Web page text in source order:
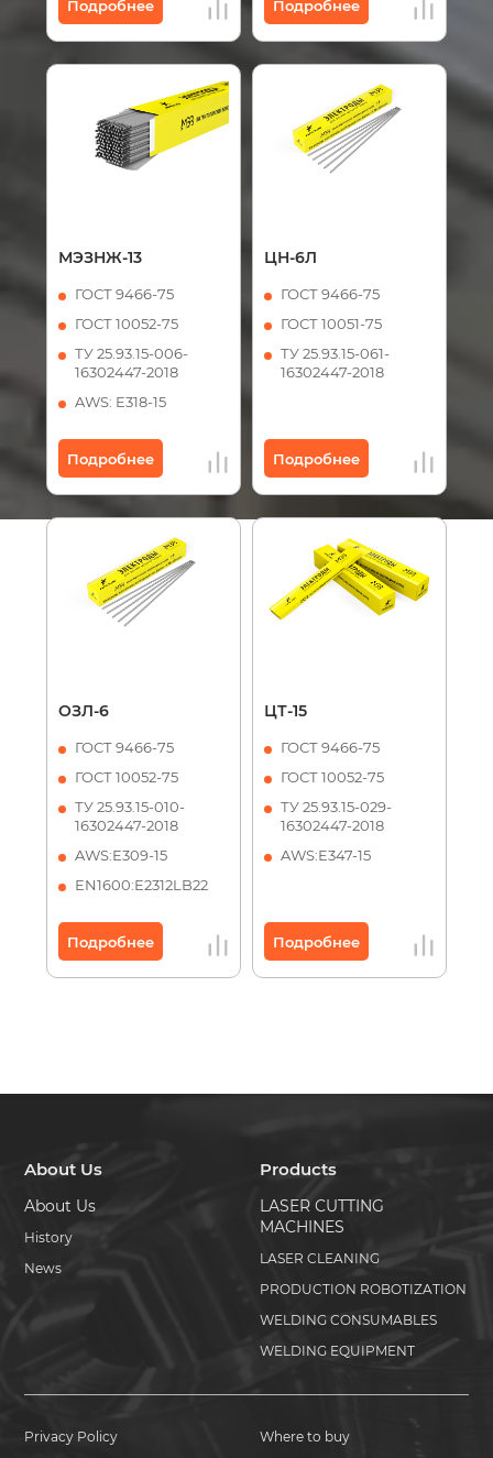
Подробнее Подробнее
МЭЗНЖ-13
ГОСТ 9466-75
ГОСТ 10052-75
ТУ 25.93.15-006-
16302447-2018
AWS: E318-15
Подробнее
ЦН-6Л
ГОСТ 9466-75
ГОСТ 10051-75
ТУ 25.93.15-061-
16302447-2018
Подробнее
ОЗЛ-6
ГОСТ 9466-75
ГОСТ 10052-75
ТУ 25.93.15-010-
16302447-2018
AWS:Е309-15
ЕN1600:Е2312LB22
Подробнее
ЦТ-15
ГОСТ 9466-75
ГОСТ 10052-75
ТУ 25.93.15-029-
16302447-2018
AWS:Е347-15
Подробнее
About Us
About Us
History
News
Products
LASER CUTTING
MACHINES
LASER CLEANING
PRODUCTION ROBOTIZATION
WELDING CONSUMABLES
WELDING EQUIPMENT
Privacy Policy
Where to buy